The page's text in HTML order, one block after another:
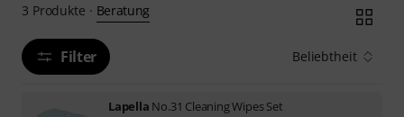
3 Produkte · Beratung
Filter Beliebtheit
Lapella No.31 Cleaning Wipes Set